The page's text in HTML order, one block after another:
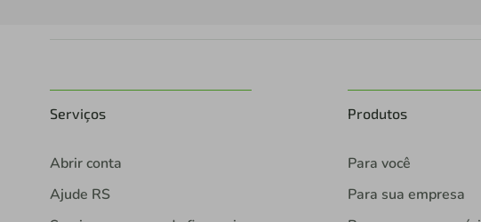
Serviços
Abrir conta
Ajude RS
Produtos
Para você
Para sua empresa